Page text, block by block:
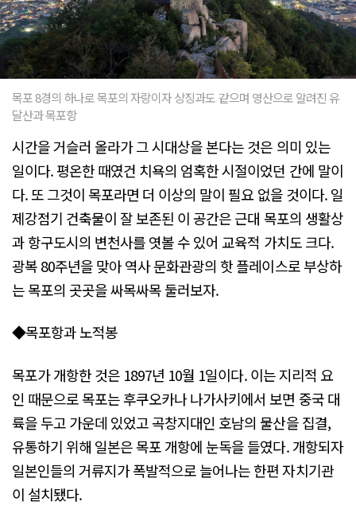
목포 8경의 하나로 목포의 자랑이자 상징과도 같으며 영산으로 알려진 유
달산과 목포항
시간을 거슬러 올라가 그 시대상을 본다는 것은 의미 있는
일이다. 평온한 때였건 치욕의 엄혹한 시절이었던 간에 말이
다. 또 그것이 목포라면 더 이상의 말이 필요 없을 것이다. 일
제강점기 건축물이 잘 보존된 이 공간은 근대 목포의 생활상
과 항구도시의 변천사를 엿볼 수 있어 교육적 가치도 크다.
광복 80주년을 맞아 역사 문화관광의 핫 플레이스로 부상하
는 목포의 곳곳을 싸목싸목 둘러보자.
◆목포항과 노적봉
목포가 개항한 것은 1897년 10월 1일이다. 이는 지리적 요
인 때문으로 목포는 후쿠오카나 나가사키에서 보면 중국 대
륙을 두고 가운데 있었고 곡창지대인 호남의 물산을 집결,
유통하기 위해 일본은 목포 개항에 눈독을 들였다. 개항되자
일본인들의 거류지가 폭발적으로 늘어나는 한편 자치기관
이 설치됐다.